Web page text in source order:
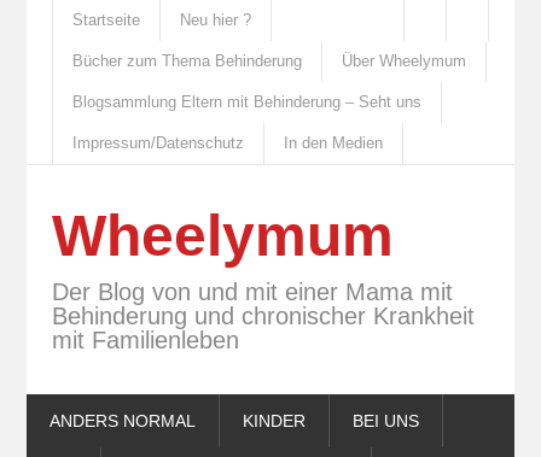
Startseite Neu hier ?
Bücher zum Thema Behinderung Über Wheelymum
Blogsammlung Eltern mit Behinderung – Seht uns
Impressum/Datenschutz In den Medien
Wheelymum
Der Blog von und mit einer Mama mit
Behinderung und chronischer Krankheit
mit Familienleben
ANDERS NORMAL KINDER BEI UNS